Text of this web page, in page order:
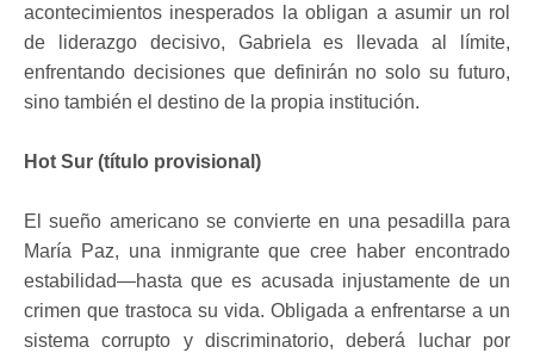
acontecimientos inesperados la obligan a asumir un rol
de liderazgo decisivo, Gabriela es llevada al límite,
enfrentando decisiones que definirán no solo su futuro,
sino también el destino de la propia institución.
Hot Sur (título provisional)
El sueño americano se convierte en una pesadilla para
María Paz, una inmigrante que cree haber encontrado
estabilidad—hasta que es acusada injustamente de un
crimen que trastoca su vida. Obligada a enfrentarse a un
sistema corrupto y discriminatorio, deberá luchar por